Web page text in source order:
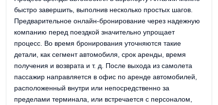
быстро завершить, выполнив несколько простых шагов.
Предварительное онлайн-бронирование через надежную
компанию перед поездкой значительно упрощает
процесс. Во время бронирования уточняются такие
детали, как сегмент автомобиля, срок аренды, время
получения и возврата и т. д. После выхода из самолета
пассажир направляется в офис по аренде автомобилей,
расположенный внутри или непосредственно за
пределами терминала, или встречается с персоналом,